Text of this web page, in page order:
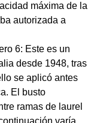
máxima de la
autorizada a
6: Este es un
desde 1948, tras
se aplicó antes
El busto
ramas de laurel
varía